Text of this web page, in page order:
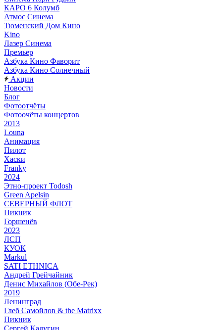
КАРО 6 Колумб
Атмос Синема
Тюменский Дом Кино
Kino
Лазер Синема
Премьер
Азбука Кино Фаворит
Азбука Кино Солнечный
Акции
Новости
Блог
Фотоотчёты
Фотоочёты концертов
2013
Louna
Анимация
Пилот
Хаски
Franky
2024
Этно-проект Todosh
Green Apelsin
СЕВЕРНЫЙ ФЛОТ
Пикник
Горшенёв
2023
ЛСП
КУОК
Markul
SATI ETHNICA
Андрей Грейчайник
Денис Михайлов (Обе-Рек)
2019
Ленинград
Глеб Самойлов & the Matrixx
Пикник
Сергей Калугин